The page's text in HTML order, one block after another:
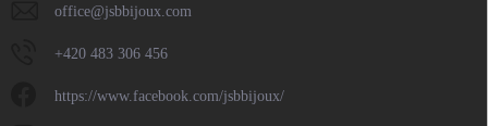
office@jsbbijoux.com
+420 483 306 456
https://www.facebook.com/jsbbijoux/